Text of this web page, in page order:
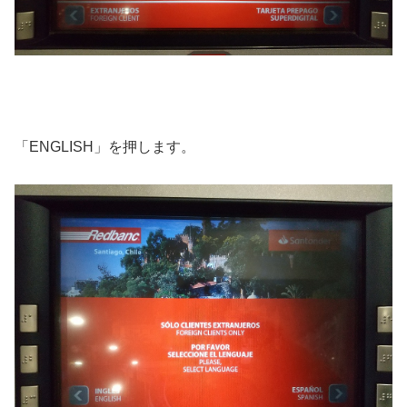
「ENGLISH」を押します。